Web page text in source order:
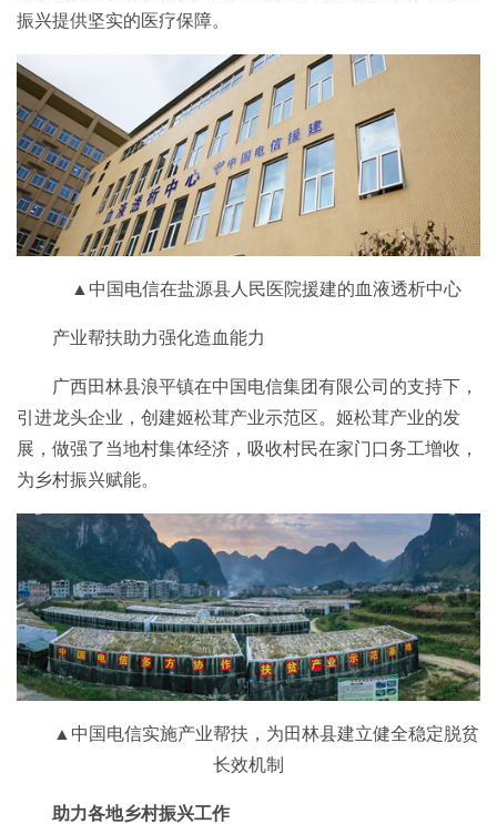
振兴提供坚实的医疗保障。
▲中国电信在盐源县人民医院援建的血液透析中心
产业帮扶助力强化造血能力
广西田林县浪平镇在中国电信集团有限公司的支持下，
引进龙头企业，创建姬松茸产业示范区。姬松茸产业的发
展，做强了当地村集体经济，吸收村民在家门口务工增收，
为乡村振兴赋能。
▲中国电信实施产业帮扶，为田林县建立健全稳定脱贫
长效机制
助力各地乡村振兴工作